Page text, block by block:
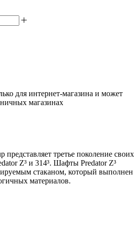
для интернет-магазина и может
магазинах
представляет третье поколение своих
Z³ и 314³. Шафты Predator Z³
стаканом, который выполнен
материалов.